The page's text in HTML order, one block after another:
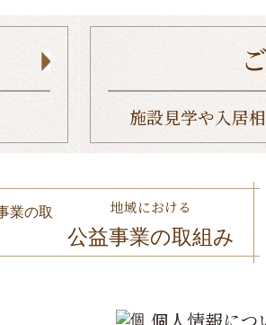
施設見学や入居
地域における
公益事業の取組み